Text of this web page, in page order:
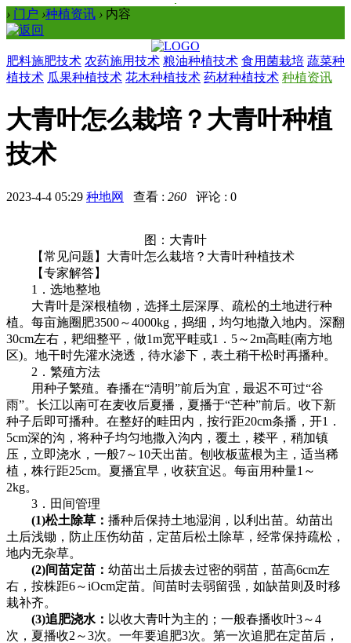
› 门户 ›种植资讯 › 内容
肥料施肥技术 农药施用技术 粮油种植技术 食用菌栽培 蔬菜种
植技术 瓜果种植技术 花木种植技术 药材种植技术 种植资讯
大青叶怎么栽培？大青叶种植
技术
2023-4-4 05:29 种地网 查看 : 260 评论 : 0
图：大青叶
【常见问题】大青叶怎么栽培？大青叶种植技术
【专家解答】
1．选地整地
大青叶是深根植物，选择土层深厚、疏松的土地进行种
植。每亩施圈肥3500～4000kg，捣细，均匀地撒入地内。深翻
30cm左右，耙细整平，做1m宽平畦或1．5～2m高畦(南方地
区)。地干时先灌水浇透，待水渗下，表土稍干松时再播种。
2．繁殖方法
用种子繁殖。春播在“清明”前后为宜，最迟不可过“谷
雨”。长江以南可在麦收后夏播，夏播于“芒种”前后。收下新
种子后即可播种。在整好的畦田内，按行距20cm条播，开1．
5cm深的沟，将种子均匀地撒入沟内，覆土，耧平，稍加镇
压，立即浇水，一般7～10天出苗。刨收板蓝根为主，适当稀
植，株行距25cm。夏播宜早，收获宜迟。每亩用种量1～
2kg。
3．田间管理
(1)松土除草： 播种后保持土地湿润，以利出苗。幼苗出
土后浅锄，防止压伤幼苗，定苗后松土除草，经常保持疏松，
地内无杂草。
(2)间苗定苗： 幼苗出土后拔去过密的弱苗，苗高6cm左
右，按株距6～iOcm定苗。间苗时去弱留强，如缺苗则及时移
栽补齐。
(3)追肥浇水： 以收大青叶为主的；一般春播收叶3～4
次，夏播收2～3次。一年要追肥3次。第一次追肥在定苗后，